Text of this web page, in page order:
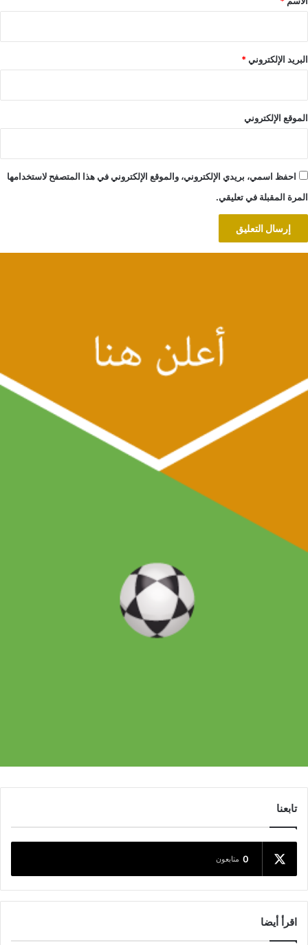
البريد الإلكتروني*
الموقع الإلكتروني
احفظ اسمي، بريدي الإلكتروني، والموقع الإلكتروني في هذا المتصفح لاستخدامها
المرة المقبلة في تعليقي.
تابعنا
0 متابعون
اقرأ أيضا